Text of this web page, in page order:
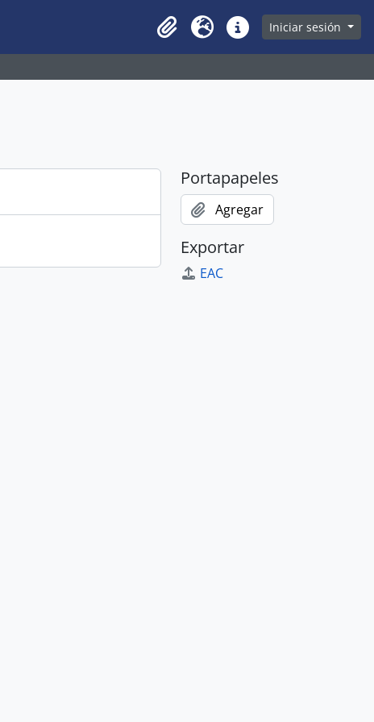
Clipboard
Idioma Enlaces rápidos
Iniciar sesión
Portapapeles
Agregar
Exportar
EAC